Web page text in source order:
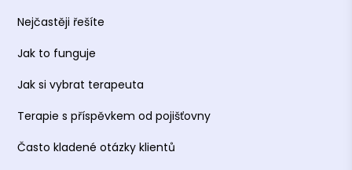
Nejčastěji řešíte
Jak to funguje
Jak si vybrat terapeuta
Terapie s příspěvkem od pojišťovny
Často kladené otázky klientů